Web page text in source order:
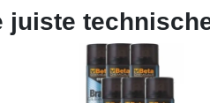
juiste